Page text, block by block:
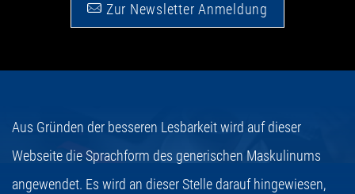
Zur Newsletter Anmeldung
Aus Gründen der besseren Lesbarkeit wird auf dieser
Webseite die Sprachform des generischen Maskulinums
angewendet. Es wird an dieser Stelle darauf hingewiesen,